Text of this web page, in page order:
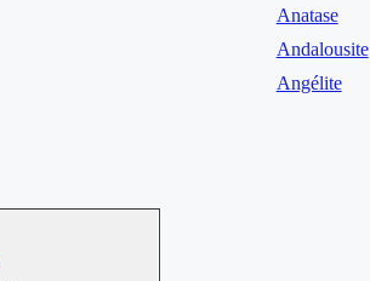
Anatase
Andalousite
Angélite